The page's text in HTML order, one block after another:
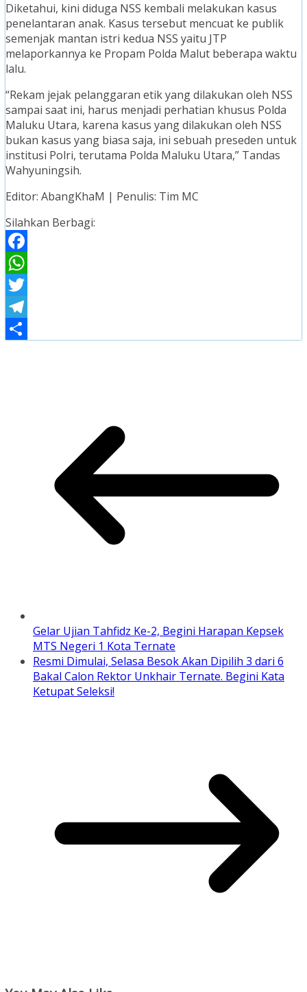
Diketahui, kini diduga NSS kembali melakukan kasus
penelantaran anak. Kasus tersebut mencuat ke publik
semenjak mantan istri kedua NSS yaitu JTP
melaporkannya ke Propam Polda Malut beberapa waktu
lalu.
“Rekam jejak pelanggaran etik yang dilakukan oleh NSS
sampai saat ini, harus menjadi perhatian khusus Polda
Maluku Utara, karena kasus yang dilakukan oleh NSS
bukan kasus yang biasa saja, ini sebuah preseden untuk
institusi Polri, terutama Polda Maluku Utara,” Tandas
Wahyuningsih.
Editor: AbangKhaM | Penulis: Tim MC
Silahkan Berbagi:
Facebook
WhatsApp
Twitter
Telegram
Gelar Ujian Tahfidz Ke-2, Begini Harapan Kepsek
MTS Negeri 1 Kota Ternate
Resmi Dimulai, Selasa Besok Akan Dipilih 3 dari 6
Bakal Calon Rektor Unkhair Ternate. Begini Kata
Ketupat Seleksi!